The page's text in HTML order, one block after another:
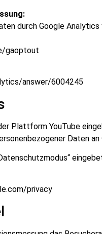
durch Google
gaoptout
answer/6004245
Plattform YouTube
Daten
privacy